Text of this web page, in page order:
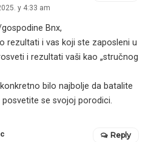
у 4:33 am
Bnx,
rezultati i vas koji ste zaposleni u
i rezultati vaši kao „stručnog
bilo najbolje da batalite
se svojoj porodici.
Reply